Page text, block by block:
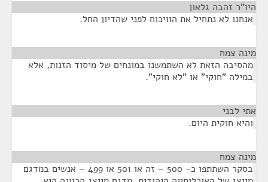
היו"ר זהבה גלאון
אנחנו לא נתחיל את הוויכוח לפני שהדיון החל.
מינה צמח
מהסיבה הזאת לא השתמשנו במונחים של מיסוד הזנות, אלא
במילה "חוקי" או "לא חוקי".
אתי לבני
והיא חוקית היום.
מינה צמח
בסקר השתתפו כ- 500 – זה או 501 או 499 – אנשים במדגם